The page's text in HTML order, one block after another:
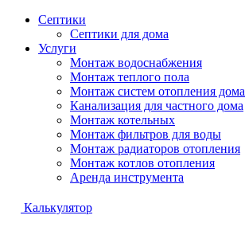
Септики
Септики для дома
Услуги
Монтаж водоснабжения
Монтаж теплого пола
Монтаж систем отопления дома
Канализация для частного дома
Монтаж котельных
Монтаж фильтров для воды
Монтаж радиаторов отопления
Монтаж котлов отопления
Аренда инструмента
Калькулятор